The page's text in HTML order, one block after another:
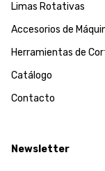
Limas Rotativas
Accesorios de
Herramientas de
Catálogo
Contacto
Newsletter